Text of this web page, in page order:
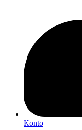
Konto